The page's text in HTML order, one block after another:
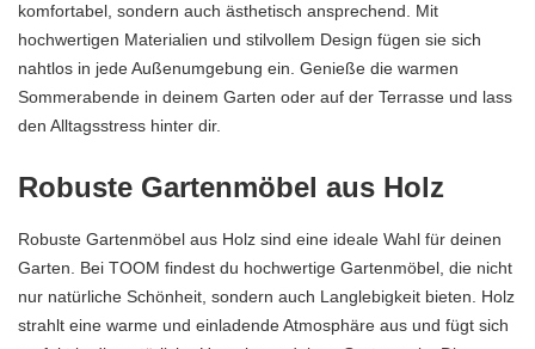
komfortabel, sondern auch ästhetisch ansprechend. Mit
hochwertigen Materialien und stilvollem Design fügen sie sich
nahtlos in jede Außenumgebung ein. Genieße die warmen
Sommerabende in deinem Garten oder auf der Terrasse und lass
den Alltagsstress hinter dir.
Robuste Gartenmöbel aus Holz
Robuste Gartenmöbel aus Holz sind eine ideale Wahl für deinen
Garten. Bei TOOM findest du hochwertige Gartenmöbel, die nicht
nur natürliche Schönheit, sondern auch Langlebigkeit bieten. Holz
strahlt eine warme und einladende Atmosphäre aus und fügt sich